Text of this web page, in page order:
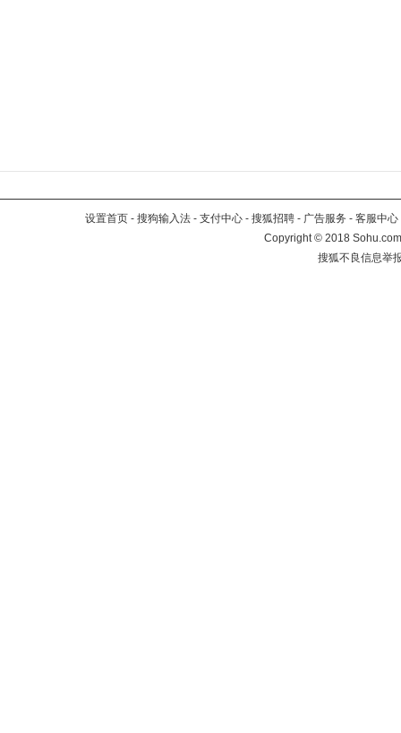
设置首页 - 搜狗输入法 - 支付中心 - 搜狐招聘 - 广告服务 - 客服中心
Copyright©2018
搜狐不良信息举